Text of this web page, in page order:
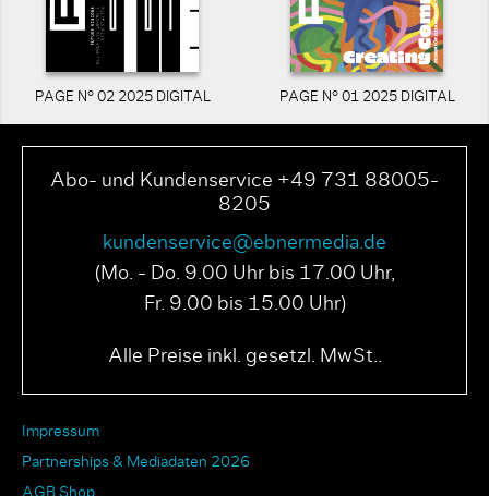
PAGE N° 02 2025 DIGITAL PAGE N° 01 2025 DIGITAL
Abo- und Kundenservice +49 731 88005-
8205
kundenservice@ebnermedia.de
(Mo. - Do. 9.00 Uhr bis 17.00 Uhr,
Fr. 9.00 bis 15.00 Uhr)
Alle Preise inkl. gesetzl. MwSt..
Impressum
Partnerships & Mediadaten 2026
AGB Shop